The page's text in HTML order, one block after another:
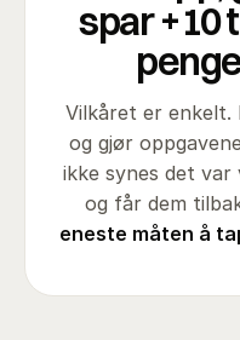
spar +10
Vilkåret er enkelt.
og gjør
ikke synes det
og får dem
eneste måten å